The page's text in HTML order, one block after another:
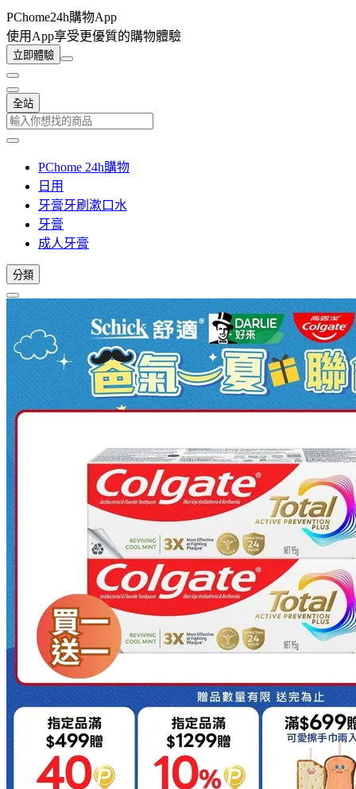
PChome24h購物App
使用App享受更優質的購物體驗
立即體驗
全站
PChome 24h購物
日用
牙膏牙刷漱口水
牙膏
成人牙膏
分類